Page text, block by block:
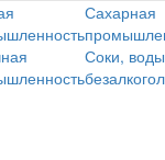
Сахарная
Соки,